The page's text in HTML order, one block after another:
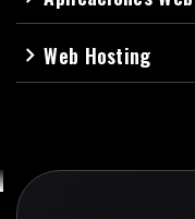
navigate_nextWeb Hosting